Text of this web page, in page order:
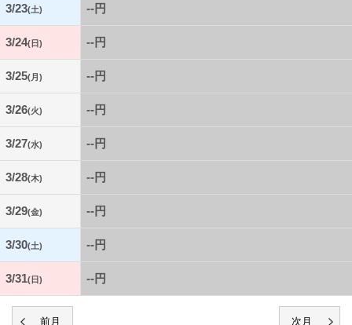
3/23(土) --円
3/24(日) --円
3/25(月) --円
3/26(火) --円
3/27(水) --円
3/28(木) --円
3/29(金) --円
3/30(土) --円
3/31(日) --円